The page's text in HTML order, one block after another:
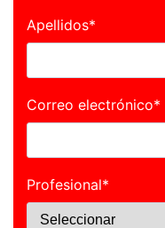
Apellidos*
Correo electrónico*
Profesional*